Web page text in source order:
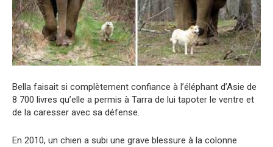
Bella faisait si complètement confiance à l’éléphant d’Asie de
8 700 livres qu’elle a permis à Tarra de lui tapoter le ventre et
de la caresser avec sa défense.
En 2010, un chien a subi une grave blessure à la colonne